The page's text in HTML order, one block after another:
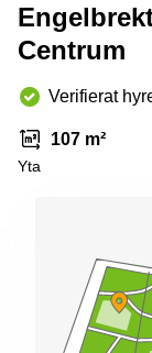
Virtuellt
kontor
Sollentuna
Vasastan
Coworking
Östermalm
Kontor
Huddinge
Lediga
Hägersten
Centrum
Verifierat
107 m²
Yta